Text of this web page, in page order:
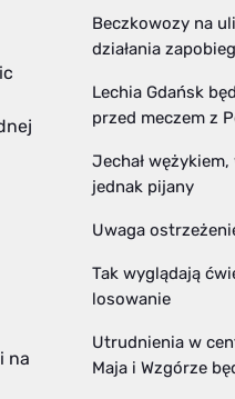
na
Beczkowozy na
działania
Lechia Gdańsk
przed meczem z
Jechał
jednak pijany
Uwaga
Tak wyglądają
losowanie
Utrudnienia w
Maja i Wzgórze